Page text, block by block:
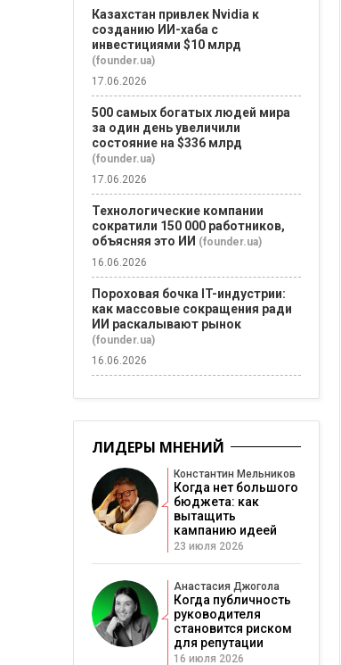
Казахстан привлек Nvidia к
созданию ИИ-хаба с
инвестициями $10 млрд
(founder.ua)
17.06.2026
500 самых богатых людей мира
за один день увеличили
состояние на $336 млрд
(founder.ua)
17.06.2026
Технологические компании
сократили 150 000 работников,
объясняя это ИИ (founder.ua)
16.06.2026
Пороховая бочка IT-индустрии:
как массовые сокращения ради
ИИ раскалывают рынок
(founder.ua)
16.06.2026
ЛИДЕРЫ МНЕНИЙ
Константин Мельников
Когда нет большого
бюджета: как
вытащить
кампанию идеей
23 июля 2026
Анастасия Джогола
Когда публичность
руководителя
становится риском
для репутации
16 июля 2026